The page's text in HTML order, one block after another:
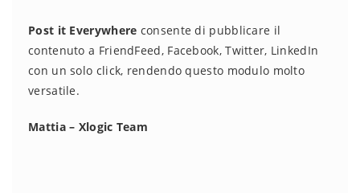
Post it Everywhere consente di pubblicare il
contenuto a FriendFeed, Facebook, Twitter, LinkedIn
con un solo click, rendendo questo modulo molto
versatile.
Mattia – Xlogic Team